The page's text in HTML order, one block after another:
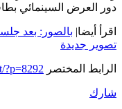
دور العرض السينمائي
اقرأ أيضا| بالصور: بعد
تصوير جديدة
الرابط المختصر ?p=8292
شارك